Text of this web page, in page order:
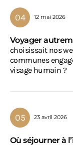
12 mai 2026
Voyager
choisissait nos
communes
visage humain ?
23 avril 2026
Où séjourner à